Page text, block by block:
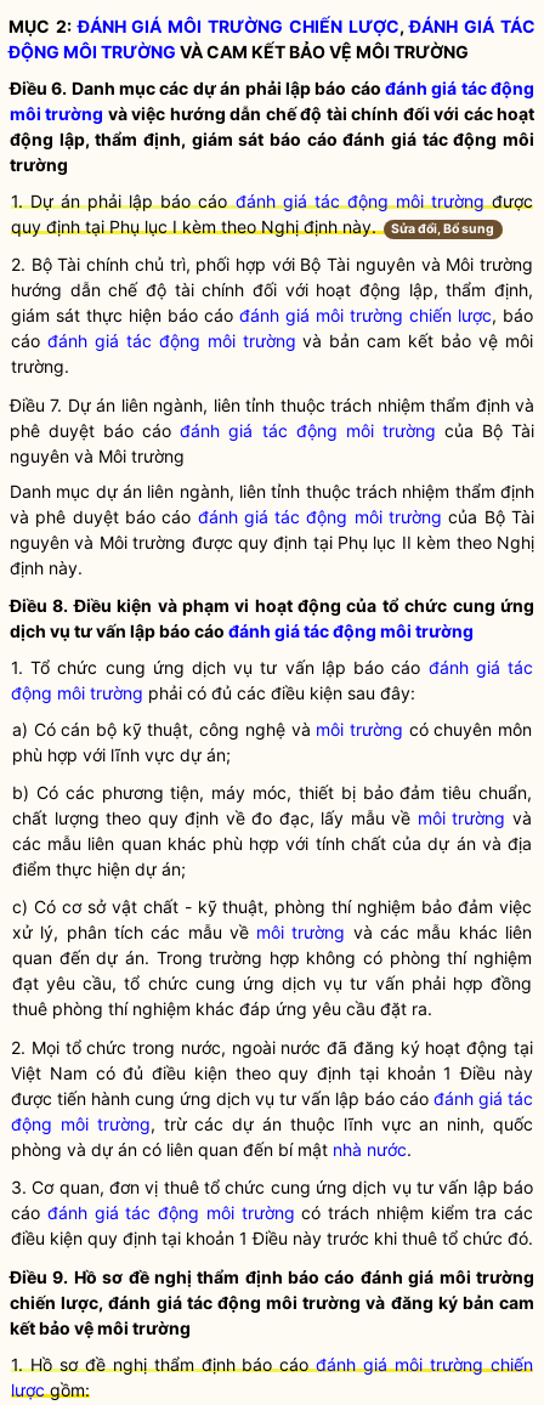
MỤC 2:ĐÁNH GIÁ MÔI TRƯỜNG CHIẾN LƯỢC,ĐÁNH GIÁ TÁC
ĐỘNG MÔI TRƯỜNG VÀ CAM KẾT BẢO VỆ MÔI TRƯỜNG
Điều 6. Danh mục các dự án phải lập báo cáo đánh giá tác động
môi trường và việc hướng dẫn chế độ tài chính đối với các hoạt
động lập, thẩm định, giám sát báo cáođánh giá tác động môi
trường
1. Dự án phải lập báo cáođánh giá tác động môi trườngđược
quy định tại Phụ lục I kèm theo Nghị định này.
Sửa đổi, Bổ sung
2. Bộ Tài chính chủ trì, phối hợp với Bộ Tài nguyên và Môi trường
hướng dẫn chế độ tài chính đối với hoạt động lập, thẩm định,
giám sát thực hiện báo cáo đánh giá môi trường chiến lược, báo
cáo đánh giá tác động môi trường và bản cam kết bảo vệ môi
trường.
Điều 7. Dự án liên ngành, liên tỉnh thuộc trách nhiệm thẩm định và
phê duyệt báo cáođánh giá tác động môi trường của Bộ Tài
nguyên và Môi trường
Danh mục dự án liên ngành, liên tỉnh thuộc trách nhiệm thẩm định
và phê duyệt báo cáo đánh giá tác động môi trường của Bộ Tài
nguyên và Môi trường được quy định tại Phụ lục II kèm theo Nghị
định này.
Điều 8. Điều kiện và phạm vi hoạt động của tổ chức cung ứng
dịch vụ tư vấn lập báo cáo đánh giá tác động môi trường
1. Tổ chức cung ứng dịch vụ tư vấn lập báo cáo đánh giá tác
động môi trường phải có đủ các điều kiện sau đây:
a) Có cán bộ kỹ thuật, công nghệ và môi trường có chuyên môn
phù hợp với lĩnh vực dự án;
b) Có các phương tiện, máy móc, thiết bị bảo đảm tiêu chuẩn,
chất lượng theo quy định về đo đạc, lấy mẫu về môi trường và
các mẫu liên quan khác phù hợp với tính chất của dự án và địa
điểm thực hiện dự án;
c) Có cơ sở vật chất - kỹ thuật, phòng thí nghiệm bảo đảm việc
xử lý, phân tích các mẫu về môi trường và các mẫu khác liên
quan đến dự án. Trong trường hợp không có phòng thí nghiệm
đạt yêu cầu, tổ chức cung ứng dịch vụ tư vấn phải hợp đồng
thuê phòng thí nghiệm khác đáp ứng yêu cầu đặt ra.
2. Mọi tổ chức trong nước, ngoài nước đã đăng ký hoạt động tại
Việt Nam có đủ điều kiện theo quy định tại khoản 1 Điều này
được tiến hành cung ứng dịch vụ tư vấn lập báo cáo đánh giá tác
động môi trường, trừ các dự án thuộc lĩnh vực an ninh, quốc
phòng và dự án có liên quan đến bí mật nhà nước.
3. Cơ quan, đơn vị thuê tổ chức cung ứng dịch vụ tư vấn lập báo
cáo đánh giá tác động môi trường có trách nhiệm kiểm tra các
điều kiện quy định tại khoản 1 Điều này trước khi thuê tổ chức đó.
Điều 9. Hồ sơ đề nghị thẩm định báo cáo đánh giá môi trường
chiến lược,đánh giá tác động môi trường và đăng ký bản cam
kết bảo vệ môi trường
1. Hồ sơ đề nghị thẩm định báo cáođánh giá môi trường chiến
lượcgồm: